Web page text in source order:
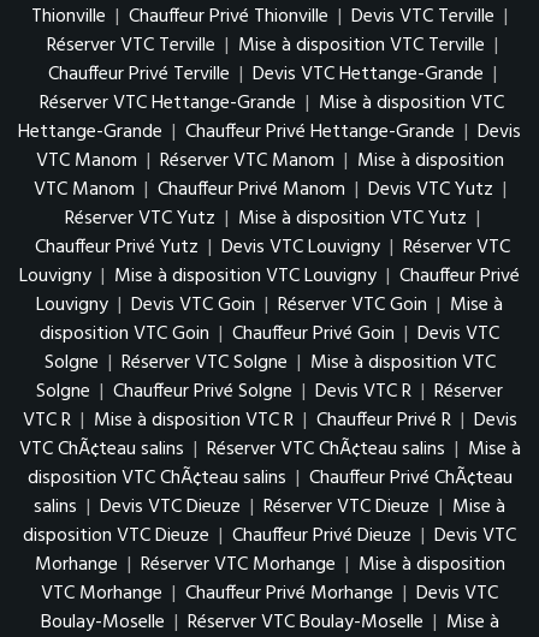
Thionville | Chauffeur Privé Thionville | Devis VTC Terville |
Réserver VTC Terville | Mise à disposition VTC Terville |
Chauffeur Privé Terville | Devis VTC Hettange-Grande |
Réserver VTC Hettange-Grande | Mise à disposition VTC
Hettange-Grande | Chauffeur Privé Hettange-Grande | Devis
VTC Manom | Réserver VTC Manom | Mise à disposition
VTC Manom | Chauffeur Privé Manom | Devis VTC Yutz |
Réserver VTC Yutz | Mise à disposition VTC Yutz |
Chauffeur Privé Yutz | Devis VTC Louvigny | Réserver VTC
Louvigny | Mise à disposition VTC Louvigny | Chauffeur Privé
Louvigny | Devis VTC Goin | Réserver VTC Goin | Mise à
disposition VTC Goin | Chauffeur Privé Goin | Devis VTC
Solgne | Réserver VTC Solgne | Mise à disposition VTC
Solgne | Chauffeur Privé Solgne | Devis VTC R | Réserver
VTC R | Mise à disposition VTC R | Chauffeur Privé R | Devis
VTC ChÃ¢teau salins | Réserver VTC ChÃ¢teau salins | Mise à
disposition VTC ChÃ¢teau salins | Chauffeur Privé ChÃ¢teau
salins | Devis VTC Dieuze | Réserver VTC Dieuze | Mise à
disposition VTC Dieuze | Chauffeur Privé Dieuze | Devis VTC
Morhange | Réserver VTC Morhange | Mise à disposition
VTC Morhange | Chauffeur Privé Morhange | Devis VTC
Boulay-Moselle | Réserver VTC Boulay-Moselle | Mise à